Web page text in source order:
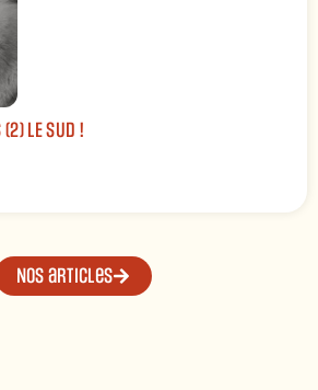
(2) LE SUD !
Nos articles